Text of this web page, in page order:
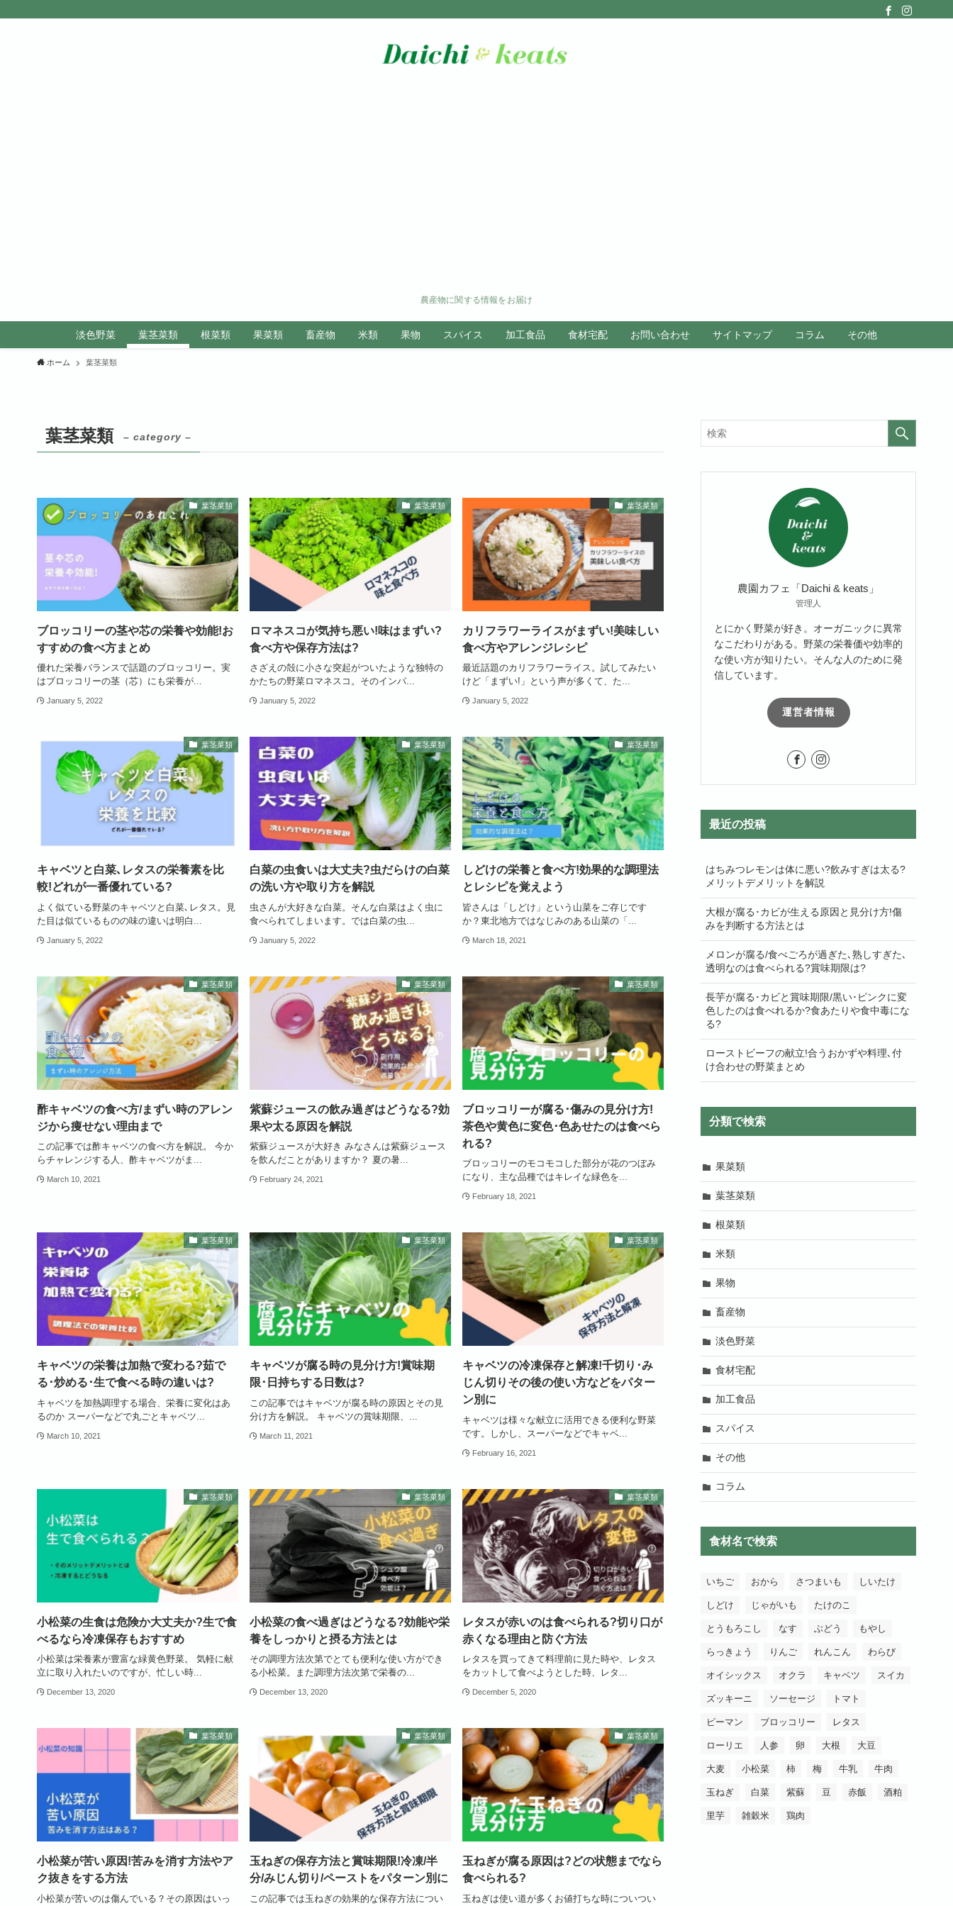
農産物に関する情報をお届け
淡色野菜 葉茎菜類 根菜類 果菜類 畜産物 米類 果物 スパイス 加工食品 食材宅配 お問い合わせ サイトマップ コラム その他
ホーム 葉茎菜類
葉茎菜類 – category –
葉茎菜類
ブロッコリーの茎や芯の栄養や効能!お
すすめの食べ方まとめ
優れた栄養バランスで話題のブロッコリー。実
はブロッコリーの茎（芯）にも栄養が...
January 5, 2022
葉茎菜類
ロマネスコが気持ち悪い!味はまずい?
食べ方や保存方法は?
さざえの殻に小さな突起がついたような独特の
かたちの野菜ロマネスコ。そのインパ...
January 5, 2022
葉茎菜類
カリフラワーライスがまずい!美味しい
食べ方やアレンジレシピ
最近話題のカリフラワーライス。試してみたい
けど「まずい!」という声が多くて、た...
January 5, 2022
葉茎菜類
キャベツと白菜､レタスの栄養素を比
較!どれが一番優れている?
よく似ている野菜のキャベツと白菜､レタス。見
た目は似ているものの味の違いは明白...
January 5, 2022
葉茎菜類
白菜の虫食いは大丈夫?虫だらけの白菜
の洗い方や取り方を解説
虫さんが大好きな白菜。そんな白菜はよく虫に
食べられてしまいます。では白菜の虫...
January 5, 2022
葉茎菜類
しどけの栄養と食べ方!効果的な調理法
とレシピを覚えよう
皆さんは「しどけ」という山菜をご存じです
か？東北地方ではなじみのある山菜の「...
March 18, 2021
葉茎菜類
酢キャベツの食べ方/まずい時のアレン
ジから痩せない理由まで
この記事では酢キャベツの食べ方を解説。 今か
らチャレンジする人、酢キャベツがま...
March 10, 2021
葉茎菜類
紫蘇ジュースの飲み過ぎはどうなる?効
果や太る原因を解説
紫蘇ジュースが大好き みなさんは紫蘇ジュース
を飲んだことがありますか？ 夏の暑...
February 24, 2021
葉茎菜類
ブロッコリーが腐る･傷みの見分け方!
茶色や黄色に変色･色あせたのは食べら
れる?
ブロッコリーのモコモコした部分が花のつぼみ
になり、主な品種ではキレイな緑色を...
February 18, 2021
葉茎菜類
キャベツの栄養は加熱で変わる?茹で
る･炒める･生で食べる時の違いは?
キャベツを加熱調理する場合、栄養に変化はあ
るのか スーパーなどで丸ごとキャベツ...
March 10, 2021
葉茎菜類
キャベツが腐る時の見分け方!賞味期
限･日持ちする日数は?
この記事ではキャベツが腐る時の原因とその見
分け方を解説。 キャベツの賞味期限、...
March 11, 2021
葉茎菜類
キャベツの冷凍保存と解凍!千切り･み
じん切りその後の使い方などをパター
ン別に
キャベツは様々な献立に活用できる便利な野菜
です。しかし、スーパーなどでキャベ...
February 16, 2021
葉茎菜類
小松菜の生食は危険か大丈夫か?生で食
べるなら冷凍保存もおすすめ
小松菜は栄養素が豊富な緑黄色野菜。 気軽に献
立に取り入れたいのですが、忙しい時...
December 13, 2020
葉茎菜類
小松菜の食べ過ぎはどうなる?効能や栄
養をしっかりと摂る方法とは
その調理方法次第でとても便利な使い方ができ
る小松菜。また調理方法次第で栄養の...
December 13, 2020
葉茎菜類
レタスが赤いのは食べられる?切り口が
赤くなる理由と防ぐ方法
レタスを買ってきて料理前に見た時や、レタス
をカットして食べようとした時、レタ...
December 5, 2020
葉茎菜類
小松菜が苦い原因!苦みを消す方法やア
ク抜きをする方法
小松菜が苦いのは傷んでいる？その原因はいっ
葉茎菜類
玉ねぎの保存方法と賞味期限!冷凍/半
分/みじん切り/ペーストをパターン別に
この記事では玉ねぎの効果的な保存方法につい
葉茎菜類
玉ねぎが腐る原因は?どの状態までなら
食べられる?
玉ねぎは使い道が多くお値打ちな時についつい
農園カフェ「Daichi & keats」
管理人
とにかく野菜が好き。オーガニックに異常
なこだわりがある。野菜の栄養価や効率的
な使い方が知りたい。そんな人のために発
信しています。
運営者情報
最近の投稿
はちみつレモンは体に悪い?飲みすぎは太る?
メリットデメリットを解説
大根が腐る･カビが生える原因と見分け方!傷
みを判断する方法とは
メロンが腐る/食べごろが過ぎた､熟しすぎた､
透明なのは食べられる?賞味期限は?
長芋が腐る･カビと賞味期限/黒い･ピンクに変
色したのは食べれるか?食あたりや食中毒にな
る?
ローストビーフの献立!合うおかずや料理､付
け合わせの野菜まとめ
分類で検索
果菜類
葉茎菜類
根菜類
米類
果物
畜産物
淡色野菜
食材宅配
加工食品
スパイス
その他
コラム
食材名で検索
いちご おから さつまいも しいたけ
しどけ じゃがいも たけのこ
とうもろこし なす ぶどう もやし
らっきょう りんご れんこん わらび
オイシックス オクラ キャベツ スイカ
ズッキーニ ソーセージ トマト
ピーマン ブロッコリー レタス
ローリエ 人参 卵 大根 大豆
大麦 小松菜 柿 梅 牛乳 牛肉
玉ねぎ 白菜 紫蘇 豆 赤飯 酒粕
里芋 雑穀米 鶏肉